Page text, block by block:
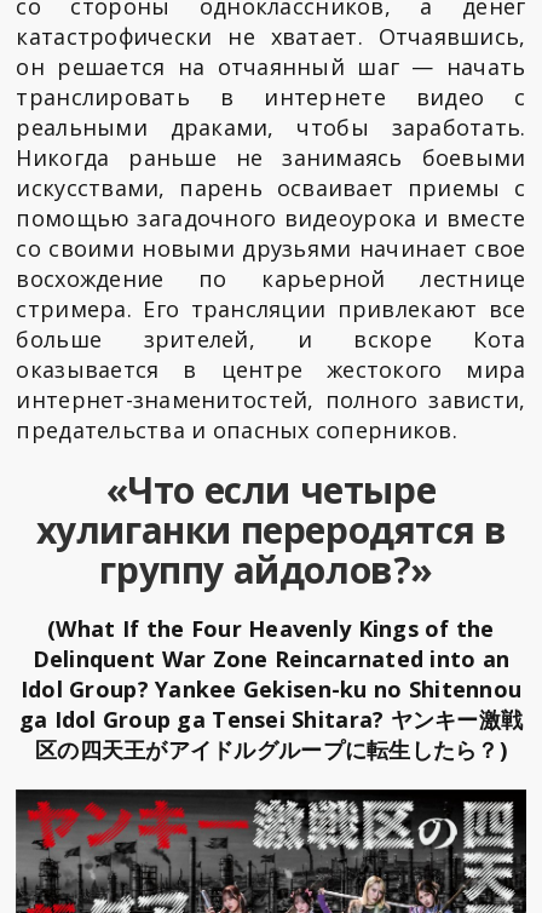
со стороны одноклассников, а денег
катастрофически не хватает. Отчаявшись,
он решается на отчаянный шаг — начать
транслировать в интернете видео с
реальными драками, чтобы заработать.
Никогда раньше не занимаясь боевыми
искусствами, парень осваивает приемы с
помощью загадочного видеоурока и вместе
со своими новыми друзьями начинает свое
восхождение по карьерной лестнице
стримера. Его трансляции привлекают все
больше зрителей, и вскоре Кота
оказывается в центре жестокого мира
интернет-знаменитостей, полного зависти,
предательства и опасных соперников.
«Что если четыре
хулиганки переродятся в
группу айдолов?»
(What If the Four Heavenly Kings of the
Delinquent War Zone Reincarnated into an
Idol Group? Yankee Gekisen-ku no Shitennou
ga Idol Group ga Tensei Shitara? ヤンキー激戦
区の四天王がアイドルグループに転生したら？)